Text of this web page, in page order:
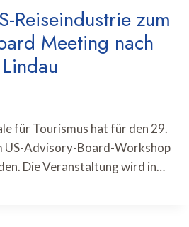
Reiseindustrie zum
Meeting nach
Lindau
für Tourismus hat für den 29.
US-Advisory-Board-Workshop
Die Veranstaltung wird in…